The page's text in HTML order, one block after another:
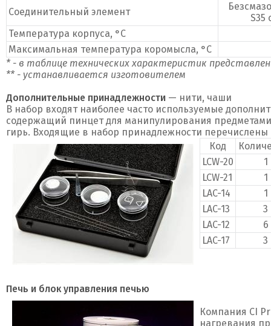
Соединительный элемент
S35
Температура корпуса, °C
Максимальная температура коромысла, °C
* - в таблице технических характеристик
** - устанавливается изготовителем
Дополнительные принадлежности — нити, чаши
В набор входят наиболее часто используемые
содержащий пинцет для манипулирования
гирь. Входящие в набор принадлежности
Код
LCW-20
1
LCW-21
1
LAC-14
1
LAC-13
3
LAC-12
6
LAC-17
3
Печь и блок управления печью
Компания CI
нагревания